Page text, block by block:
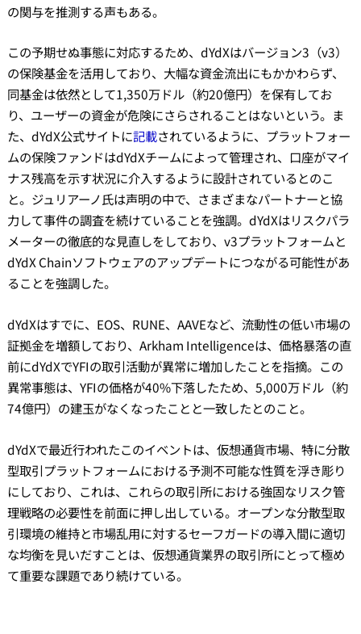
の関与を推測する声もある。
この予期せぬ事態に対応するため、dYdXはバージョン3（v3）
の保険基金を活用しており、大幅な資金流出にもかかわらず、
同基金は依然として1,350万ドル（約20億円）を保有してお
り、ユーザーの資金が危険にさらされることはないという。ま
た、dYdX公式サイトに記載されているように、プラットフォー
ムの保険ファンドはdYdXチームによって管理され、口座がマイ
ナス残高を示す状況に介入するように設計されているとのこ
と。ジュリアーノ氏は声明の中で、さまざまなパートナーと協
力して事件の調査を続けていることを強調。dYdXはリスクパラ
メーターの徹底的な見直しをしており、v3プラットフォームと
dYdX Chainソフトウェアのアップデートにつながる可能性があ
ることを強調した。
dYdXはすでに、EOS、RUNE、AAVEなど、流動性の低い市場の
証拠金を増額しており、Arkham Intelligenceは、価格暴落の直
前にdYdXでYFIの取引活動が異常に増加したことを指摘。この
異常事態は、YFIの価格が40%下落したため、5,000万ドル（約
74億円）の建玉がなくなったことと一致したとのこと。
dYdXで最近行われたこのイベントは、仮想通貨市場、特に分散
型取引プラットフォームにおける予測不可能な性質を浮き彫り
にしており、これは、これらの取引所における強固なリスク管
理戦略の必要性を前面に押し出している。オープンな分散型取
引環境の維持と市場乱用に対するセーフガードの導入間に適切
な均衡を見いだすことは、仮想通貨業界の取引所にとって極め
て重要な課題であり続けている。